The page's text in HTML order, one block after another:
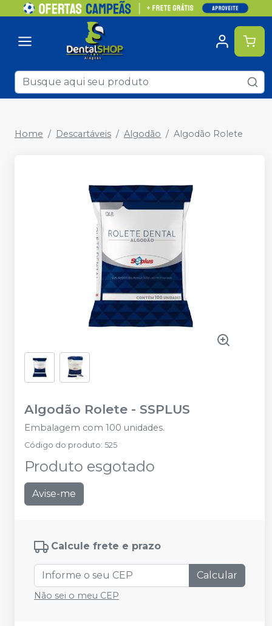
Home Descartáveis Algodão Algodão Rolete
Algodão Rolete - SSPLUS
Embalagem com 100 unidades.
Código do produto: 525
Produto esgotado
Avise-me
Calcule frete e prazo
Calcular
Não sei o meu CEP